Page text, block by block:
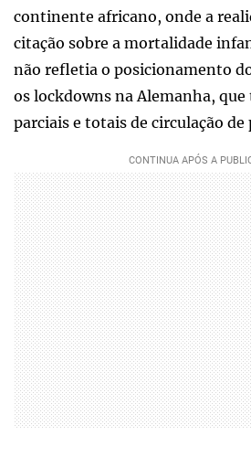
continente africano, onde a
citação sobre a mortalidade
não refletia o posicionamento
os lockdowns na Alemanha,
parciais e totais de circulação de